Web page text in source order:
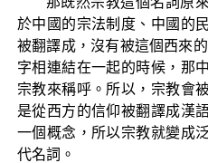
於中國的宗法制度、中國的
被翻譯成，沒有被這個西來
字相連結在一起的時候，那
宗教來稱呼。所以，宗教會
是從西方的信仰被翻譯成漢
一個概念，所以宗教就變成
代名詞。